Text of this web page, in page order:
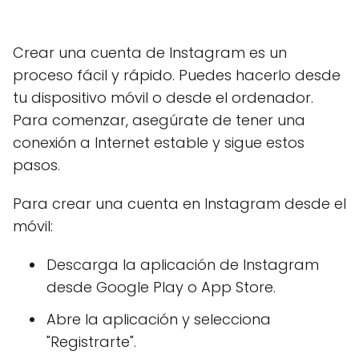
Crear una cuenta de Instagram es un
proceso fácil y rápido. Puedes hacerlo desde
tu dispositivo móvil o desde el ordenador.
Para comenzar, asegúrate de tener una
conexión a Internet estable y sigue estos
pasos.
Para crear una cuenta en Instagram desde el
móvil:
Descarga la aplicación de Instagram
desde Google Play o App Store.
Abre la aplicación y selecciona
"Registrarte".